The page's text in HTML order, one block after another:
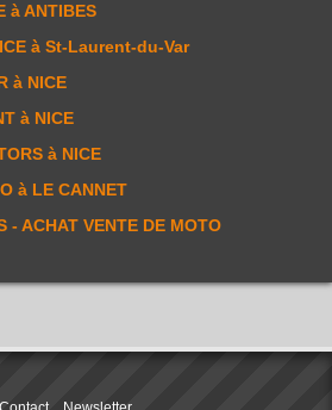
à ANTIBES
à St-Laurent-du-Var
à NICE
à NICE
à NICE
à LE CANNET
- ACHAT VENTE DE MOTO